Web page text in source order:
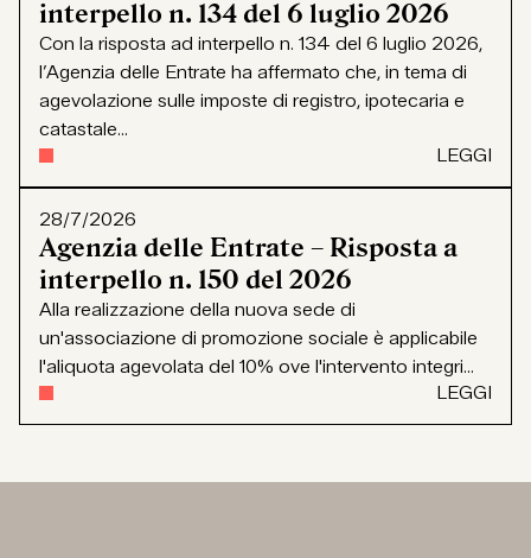
interpello n. 134 del 6 luglio 2026
Con la risposta ad interpello n. 134 del 6 luglio 2026,
l’Agenzia delle Entrate ha affermato che, in tema di
agevolazione sulle imposte di registro, ipotecaria e
catastale...
LEGGI
28/7/2026
Agenzia delle Entrate – Risposta a
interpello n. 150 del 2026
Alla realizzazione della nuova sede di
un'associazione di promozione sociale è applicabile
l'aliquota agevolata del 10% ove l'intervento integri...
LEGGI